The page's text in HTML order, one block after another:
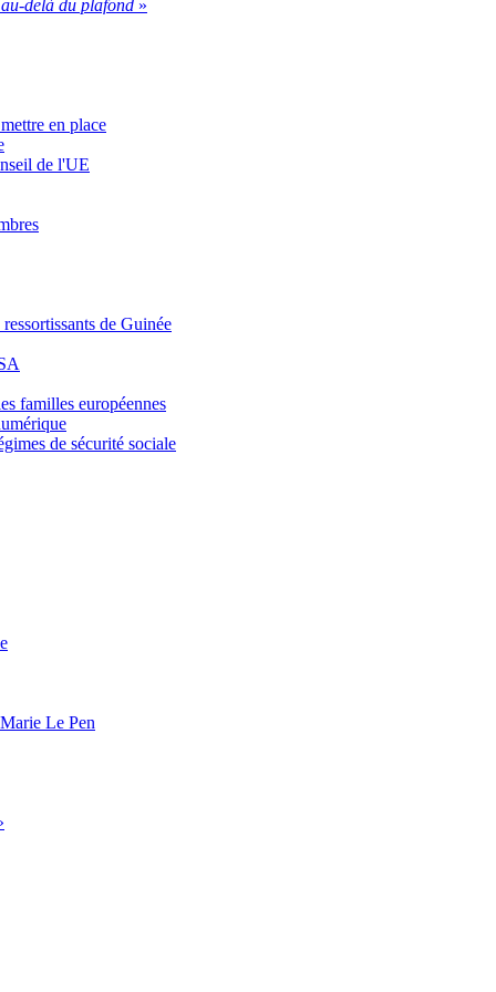
delà du plafond »
en place
de l'UE
de Guinée
familles européennes
de sécurité sociale
Le Pen